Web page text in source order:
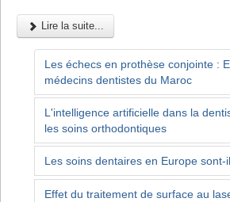
Lire la suite...
Les échecs en prothèse conjointe :
médecins dentistes du Maroc
L'intelligence artificielle dans la
les soins orthodontiques
Les soins dentaires en Europe sont-
Effet du traitement de surface au